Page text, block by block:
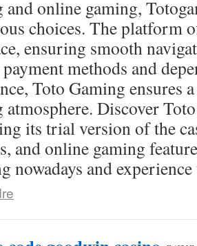
and online gaming,
choices. The platform
ensuring smooth
payment methods and
Toto Gaming ensures
atmosphere. Discover
its trial version of the
and online gaming
nowadays and